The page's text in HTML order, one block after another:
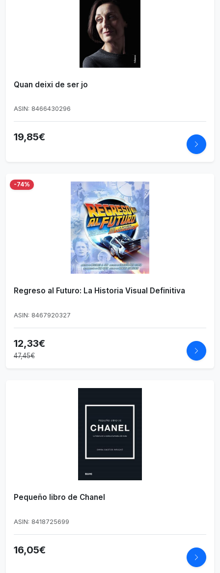
Quan deixi de ser jo
ASIN: 8466430296
19,85€
-74%
Regreso al Futuro: La Historia Visual Definitiva
ASIN: 8467920327
12,33€
47,45€
Pequeño libro de Chanel
ASIN: 8418725699
16,05€